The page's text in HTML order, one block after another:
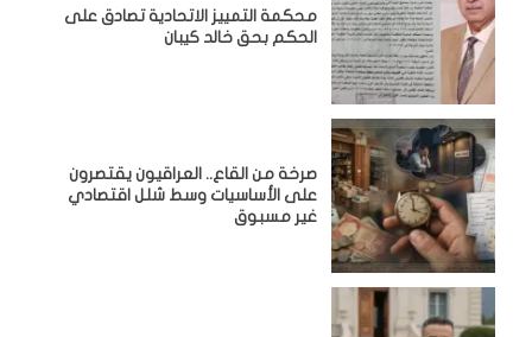
محكمة التمييز الاتحادية تصادق على
الحكم بحق خالد كيبان
صرخة من القاع.. العراقيون يقتصرون
على الأساسيات وسط شلل اقتصادي
غير مسبوق